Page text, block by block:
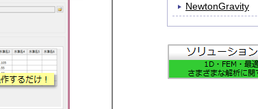
NewtonGravity